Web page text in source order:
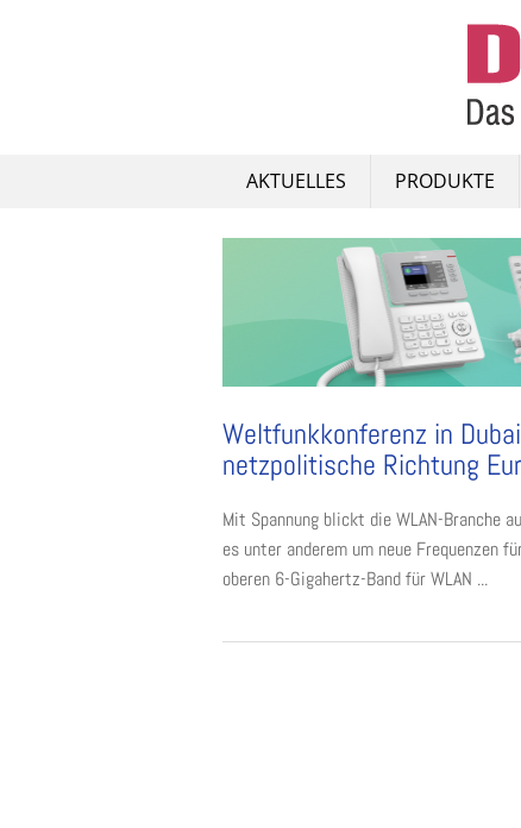
AKTUELLES PRODUKTE
Weltfunkkonferenz in
netzpolitische Richtung
Mit Spannung blickt die WLAN-Branche
es unter anderem um neue Frequenzen
oberen 6-Gigahertz-Band für WLAN ...